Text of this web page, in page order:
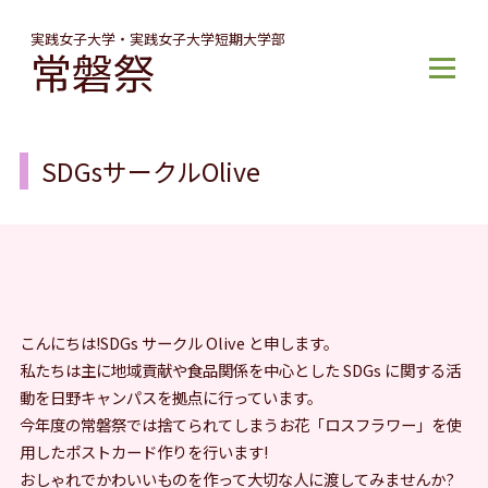
実践女子大学・実践女子大学短期大学部
常磐祭
メ
SDGsサークルOlive
こんにちは!SDGs サークル Olive と申します。
私たちは主に地域貢献や食品関係を中心とした SDGs に関する活
動を日野キャンパスを拠点に行っています。
今年度の常磐祭では捨てられてしまうお花「ロスフラワー」を使
用したポストカード作りを行います!
おしゃれでかわいいものを作って大切な人に渡してみませんか?